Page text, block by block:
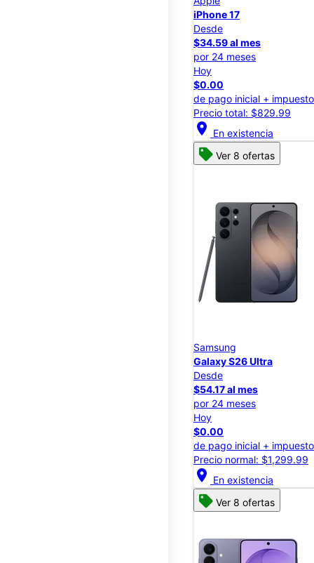
iPhone 17
Desde
$34.59 al mes
por 24 meses
Hoy
$0.00
de pago inicial +
Precio total: $829.99
location_on En existencia
Ver 8 ofertas
Samsung
Galaxy S26 Ultra
Desde
$54.17 al mes
por 24 meses
Hoy
$0.00
de pago inicial +
Precio normal: $1,299.99
location_on En existencia
Ver 8 ofertas